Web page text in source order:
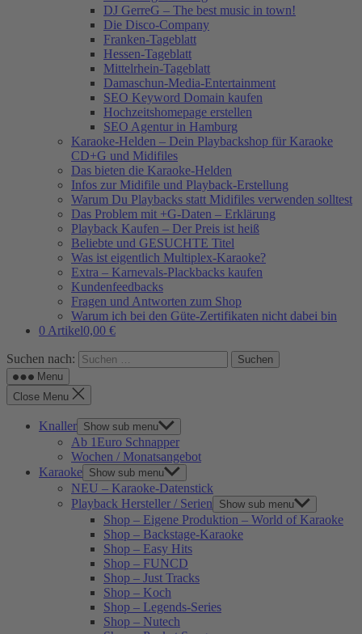
DJ GerreG – The best music in town!
Die Disco-Company
Franken-Tageblatt
Hessen-Tageblatt
Mittelrhein-Tageblatt
Damaschun-Media-Entertainment
SEO Keyword Domain kaufen
Hochzeitshomepage erstellen
SEO Agentur in Hamburg
Karaoke-Helden – Dein Playbackshop für Karaoke
CD+G und Midifiles
Das bieten die Karaoke-Helden
Infos zur Midifile und Playback-Erstellung
Warum Du Playbacks statt Midifiles verwenden solltest
Das Problem mit +G-Daten – Erklärung
Playback Kaufen – Der Preis ist heiß
Beliebte und GESUCHTE Titel
Was ist eigentlich Multiplex-Karaoke?
Extra – Karnevals-Plackbacks kaufen
Kundenfeedbacks
Fragen und Antworten zum Shop
Warum ich bei den Güte-Zertifikaten nicht dabei bin
0 Artikel0,00 €
Suchen nach:
Menu
Close Menu
Knaller Show sub menu
Ab 1Euro Schnapper
Wochen / Monatsangebot
Karaoke Show sub menu
NEU – Karaoke-Datenstick
Playback Hersteller / Serien
Show sub menu
Shop – Eigene Produktion – World of Karaoke
Shop – Backstage-Karaoke
Shop – Easy Hits
Shop – FUNCD
Shop – Just Tracks
Shop – Koch
Shop – Legends-Series
Shop – Nutech